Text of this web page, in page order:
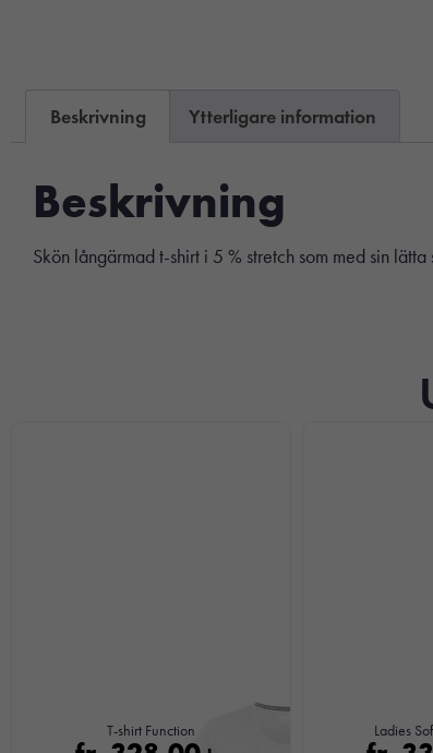
Beskrivning Ytterligare information
Beskrivning
Skön långärmad t-shirt i 5 % stretch som med sin
T-shirt Function Ladies